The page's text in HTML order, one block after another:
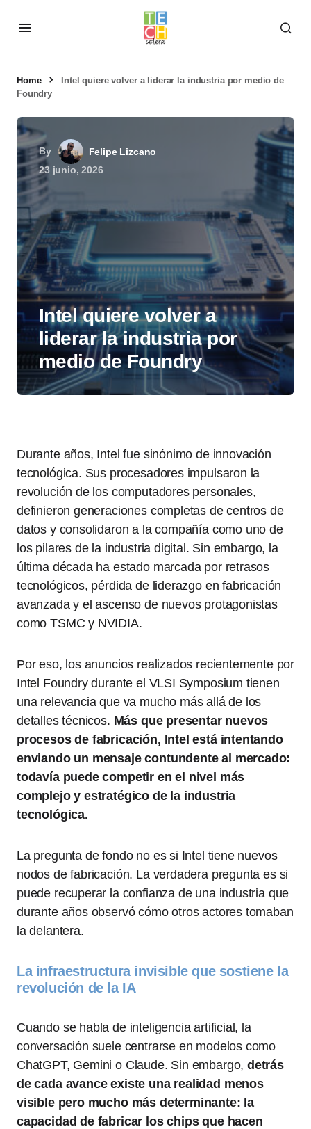
Home
Intel quiere volver a liderar la industria por medio de
Foundry
By
Felipe Lizcano
23 junio, 2026
Intel quiere volver a
liderar la industria por
medio de Foundry
Durante años, Intel fue sinónimo de innovación
tecnológica. Sus procesadores impulsaron la
revolución de los computadores personales,
definieron generaciones completas de centros de
datos y consolidaron a la compañía como uno de
los pilares de la industria digital. Sin embargo, la
última década ha estado marcada por retrasos
tecnológicos, pérdida de liderazgo en fabricación
avanzada y el ascenso de nuevos protagonistas
como TSMC y NVIDIA.
Por eso, los anuncios realizados recientemente por
Intel Foundry durante el VLSI Symposium tienen
una relevancia que va mucho más allá de los
detalles técnicos. Más que presentar nuevos
procesos de fabricación, Intel está intentando
enviando un mensaje contundente al mercado:
todavía puede competir en el nivel más
complejo y estratégico de la industria
tecnológica.
La pregunta de fondo no es si Intel tiene nuevos
nodos de fabricación. La verdadera pregunta es si
puede recuperar la confianza de una industria que
durante años observó cómo otros actores tomaban
la delantera.
La infraestructura invisible que sostiene la
revolución de la IA
Cuando se habla de inteligencia artificial, la
conversación suele centrarse en modelos como
ChatGPT, Gemini o Claude. Sin embargo, detrás
de cada avance existe una realidad menos
visible pero mucho más determinante: la
capacidad de fabricar los chips que hacen